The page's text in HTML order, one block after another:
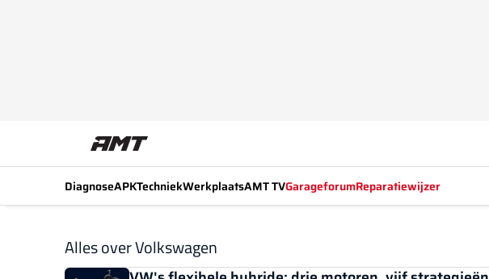
DiagnoseAPKTechniekWerkplaatsAMT TVGarageforumReparatiewijzer
Alles over Volkswagen